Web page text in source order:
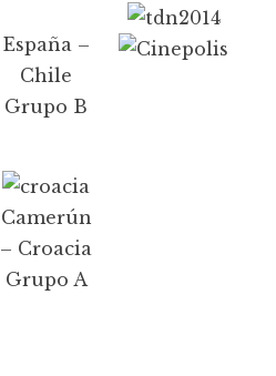
España –
Chile
Grupo B
Camerún
– Croacia
Grupo A